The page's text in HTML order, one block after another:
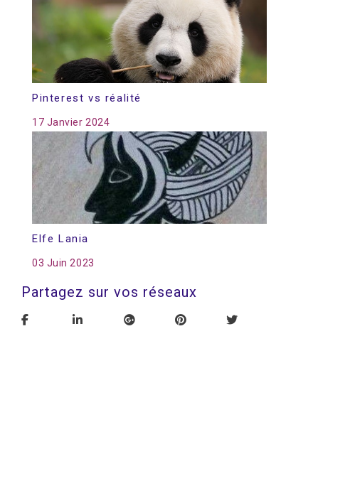
Pinterest vs réalité
17 Janvier 2024
Elfe Lania
03 Juin 2023
Partagez sur vos réseaux